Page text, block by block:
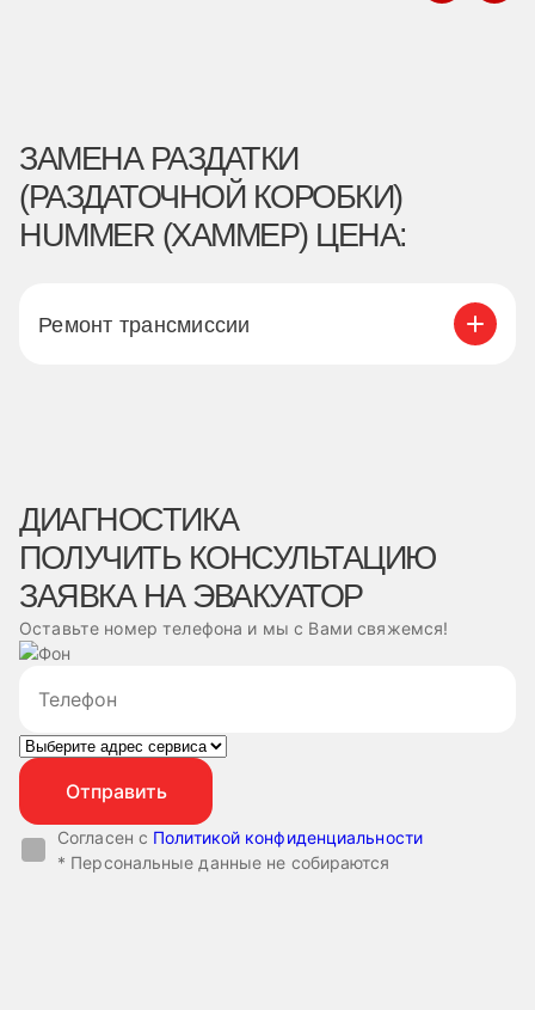
ЗАМЕНА РАЗДАТКИ
(РАЗДАТОЧНОЙ КОРОБКИ)
HUMMER (ХАММЕР) ЦЕНА:
Ремонт трансмиссии
ДИАГНОСТИКА
ПОЛУЧИТЬ КОНСУЛЬТАЦИЮ
ЗАЯВКА НА ЭВАКУАТОР
Оставьте номер телефона и мы с Вами свяжемся!
Согласен с Политикой конфиденциальности
* Персональные данные не собираются